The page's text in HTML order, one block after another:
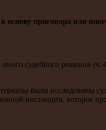
основу приговора или
судебного решения (ч.
были исследованы
инстанции, которое